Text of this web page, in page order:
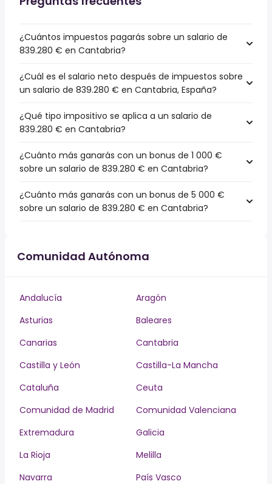
¿Cuántos impuestos pagarás sobre un salario de
839.280 € en Cantabria?
¿Cuál es el salario neto después de impuestos sobre
un salario de 839.280 € en Cantabria, España?
¿Qué tipo impositivo se aplica a un salario de
839.280 € en Cantabria?
¿Cuánto más ganarás con un bonus de 1 000 €
sobre un salario de 839.280 € en Cantabria?
¿Cuánto más ganarás con un bonus de 5 000 €
sobre un salario de 839.280 € en Cantabria?
Comunidad Autónoma
Andalucía
Aragón
Asturias
Baleares
Canarias
Cantabria
Castilla y León
Castilla-La Mancha
Cataluña
Ceuta
Comunidad de Madrid
Comunidad Valenciana
Extremadura
Galicia
La Rioja
Melilla
Navarra
País Vasco